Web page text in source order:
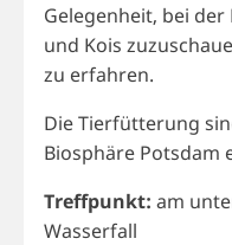
Gelegenheit, bei
und Kois
zu erfahren.
Die Tierfütterung
Biosphäre Potsdam
Treffpunkt: am
Wasserfall